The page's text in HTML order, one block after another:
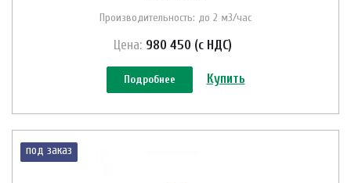
Производительность: до 2 м3/час
Цена: 980 450 (с НДС)
Подробнее Купить
под заказ